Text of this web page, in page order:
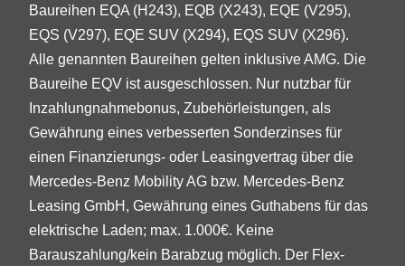
Baureihen EQA (H243), EQB (X243), EQE (V295),
EQS (V297), EQE SUV (X294), EQS SUV (X296).
Alle genannten Baureihen gelten inklusive AMG. Die
Baureihe EQV ist ausgeschlossen. Nur nutzbar für
Inzahlungnahmebonus, Zubehörleistungen, als
Gewährung eines verbesserten Sonderzinses für
einen Finanzierungs- oder Leasingvertrag über die
Mercedes-Benz Mobility AG bzw. Mercedes-Benz
Leasing GmbH, Gewährung eines Guthabens für das
elektrische Laden; max. 1.000€. Keine
Barauszahlung/kein Barabzug möglich. Der Flex-